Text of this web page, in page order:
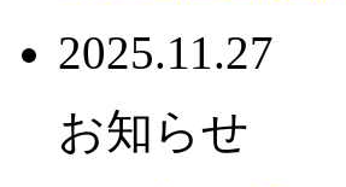
2025.11.27
お知らせ